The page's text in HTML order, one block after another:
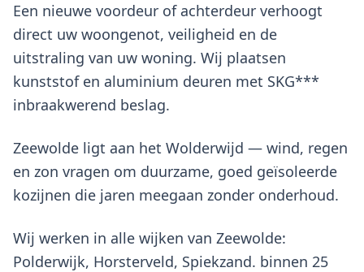
Een nieuwe voordeur of achterdeur verhoogt
direct uw woongenot, veiligheid en de
uitstraling van uw woning. Wij plaatsen
kunststof en aluminium deuren met SKG***
inbraakwerend beslag.
Zeewolde ligt aan het Wolderwijd — wind, regen
en zon vragen om duurzame, goed geïsoleerde
kozijnen die jaren meegaan zonder onderhoud.
Wij werken in alle wijken van Zeewolde:
Polderwijk, Horsterveld, Spiekzand. binnen 25